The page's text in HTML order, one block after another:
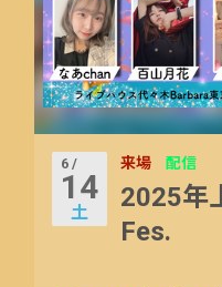
6 /
14
土
来場 配信
2025年
Fes.